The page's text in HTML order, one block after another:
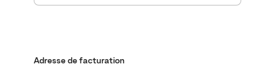
Adresse de facturation